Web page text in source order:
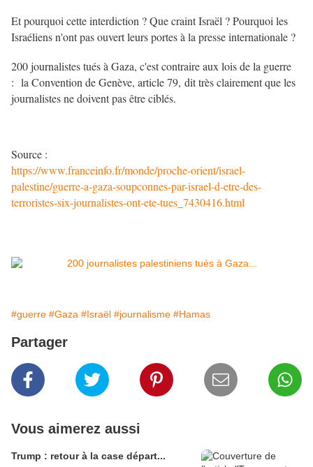
Et pourquoi cette interdiction ? Que craint Israël ? Pourquoi les
Israéliens n'ont pas ouvert leurs portes à la presse internationale ?
200 journalistes tués à Gaza, c'est contraire aux lois de la guerre
: la Convention de Genève, article 79, dit très clairement que les
journalistes ne doivent pas être ciblés.
Source :
https://www.franceinfo.fr/monde/proche-orient/israel-
palestine/guerre-a-gaza-soupconnes-par-israel-d-etre-des-
terroristes-six-journalistes-ont-ete-tues_7430416.html
#guerre #Gaza #Israël #journalisme #Hamas
Partager
Vous aimerez aussi
Trump : retour à la case départ...